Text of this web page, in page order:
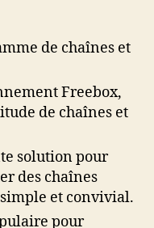
de chaînes et
Freebox,
de chaînes et
solution pour
des chaînes
et convivial.
pour